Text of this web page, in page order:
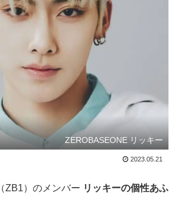
ZEROBASEONE リッキー
2023.05.21
（ZB1）のメンバー リッキーの個性あふ